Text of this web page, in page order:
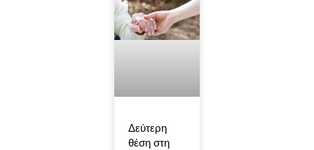
Δεύτερη
θέση στη